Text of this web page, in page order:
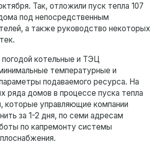
Так, отложили пуск тепла 107
под непосредственным
а также руководство некоторых
погодой котельные и ТЭЦ
температурные и
подаваемого ресурса. На
ряда домов в процессе пуска тепла
которые управляющие компании
за 1-2 дня, по семи адресам
по капремонту системы